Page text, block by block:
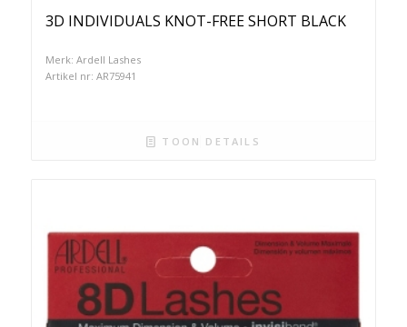
3D INDIVIDUALS KNOT-FREE SHORT BLACK
Merk: Ardell Lashes
Artikel nr: AR75941
TOON DETAILS